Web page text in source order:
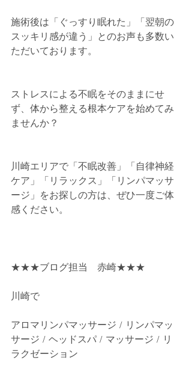
施術後は「ぐっすり眠れた」「翌朝の
スッキリ感が違う」とのお声も多数い
ただいております。
ストレスによる不眠をそのままにせ
ず、体から整える根本ケアを始めてみ
ませんか？
川崎エリアで「不眠改善」「自律神経
ケア」「リラックス」「リンパマッサ
ージ」をお探しの方は、ぜひ一度ご体
感ください。
★★★ブログ担当　赤崎★★★
川崎で
アロマリンパマッサージ / リンパマッ
サージ / ヘッドスパ / マッサージ / リ
ラクゼーション